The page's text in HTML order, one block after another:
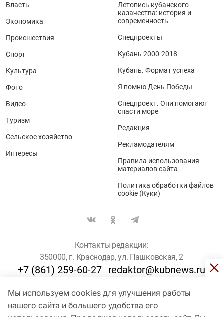
Мы используем cookies для улучшения работы
нашего сайта и большего удобства его
Власть
Экономика
Происшествия
Спорт
Культура
Фото
Видео
Туризм
Сельское хозяйство
Интересы
Летопись кубанского
казачества: история и
современность
Спецпроекты
Кубань 2000-2018
Кубань. Формат успеха
Я помню День Победы
Спецпроект. Они помогают
спасти море
Редакция
Рекламодателям
Правила использования
материалов сайта
Политика обработки файлов
cookie (Куки)
Контакты редакции:
350000, г. Краснодар, ул. Пашковская, 2
+7 (861) 259-60-27 redaktor@kubnews.ru
Для пользователей старше 16 лет